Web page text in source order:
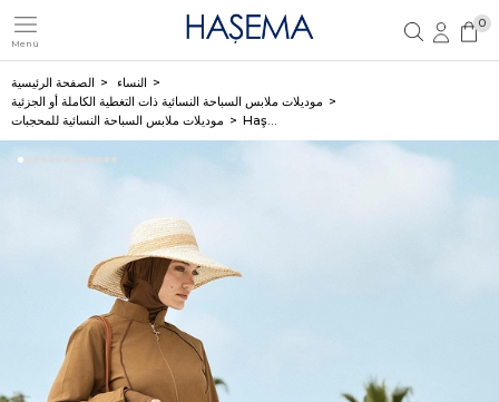
Menü
تسجيل دخول العضو
0
الصفحة الرئيسية
النساء
موديلات ملابس السباحة النسائية ذات التغطية الكاملة أو الجزئية
موديلات ملابس السباحة النسائية للمحجبات
Haşema طقم سباحة أخضر مصفر 5 قطع للمحجبات مع حزام ومشبك 5034